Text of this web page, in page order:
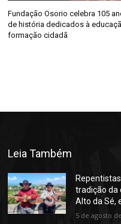
Fundação Osorio celebra 105
de história dedicados à
formação cidadã
Leia Também
tradição da
Alto da Sé,
5 de agosto